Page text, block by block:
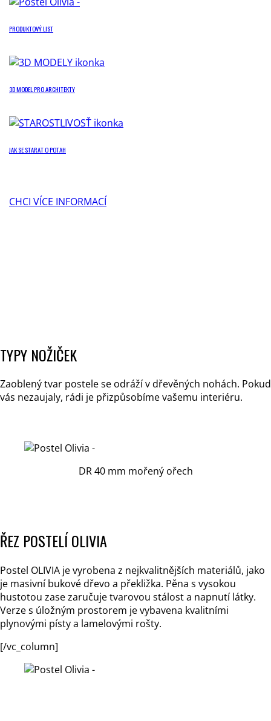
PRODUKTOVÝ LIST
3D MODEL PRO ARCHITEKTY
JAK SE STARAT O POTAH
CHCI VÍCE INFORMACÍ
TYPY NOŽIČEK
Zaoblený tvar postele se odráží v dřevěných nohách. Pokud
vás nezaujaly, rádi je přizpůsobíme vašemu interiéru.
DR 40 mm mořený ořech
ŘEZ POSTELÍ OLIVIA
Postel OLIVIA je vyrobena z nejkvalitnějších materiálů, jako
je masivní bukové dřevo a překližka. Pěna s vysokou
hustotou zase zaručuje tvarovou stálost a napnutí látky.
Verze s úložným prostorem je vybavena kvalitními
plynovými písty a lamelovými rošty.
[/vc_column]